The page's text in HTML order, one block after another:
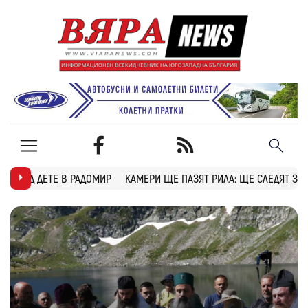
КАМЕРИ ЩЕ ПАЗЯТ РИЛА: ЩЕ СЛЕДЯТ ЗА ПОЖАРИ, БРАКОНИЕРИ И